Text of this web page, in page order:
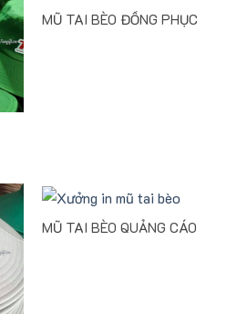
MŨ TAI BÈO ĐỒNG PHỤC
MŨ TAI BÈO QUẢNG CÁO